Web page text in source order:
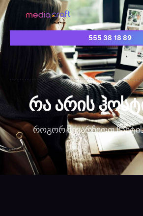
555 38 18 89
რა არის
როგორ შევარჩიოთ